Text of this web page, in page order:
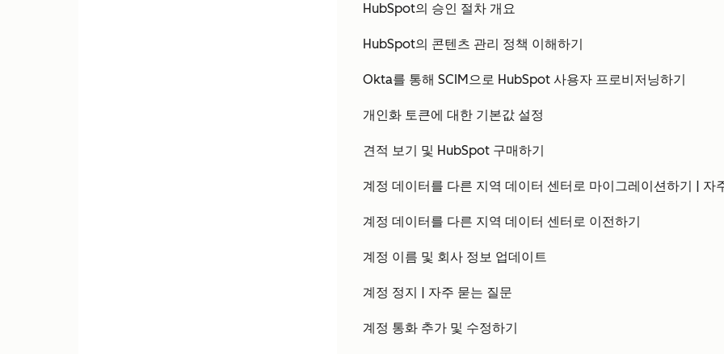
HubSpot의 승인 절차 개요
HubSpot의 콘텐츠 관리 정책 이해하기
Okta를 통해 SCIM으로 HubSpot 사용자 프로비저닝하기
개인화 토큰에 대한 기본값 설정
견적 보기 및 HubSpot 구매하기
계정 데이터를 다른 지역 데이터 센터로 마이그레이션하기 | 자
계정 데이터를 다른 지역 데이터 센터로 이전하기
계정 이름 및 회사 정보 업데이트
계정 정지 | 자주 묻는 질문
계정 통화 추가 및 수정하기